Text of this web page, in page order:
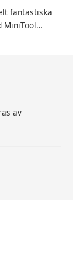
fantastiska
MiniTool
av